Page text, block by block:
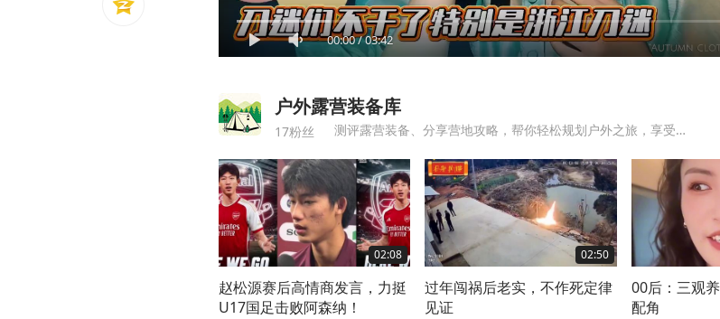
00:00/03:42
户外露营装备库
17粉丝 测评露营装备、分享营地攻略，帮你轻松规划户外之旅，享受自然野趣。
02:08
赵松源赛后高情商发言，力挺
U17国足击败阿森纳！
02:50
过年闯祸后老实，不作死定律
见证
00后：三观
配角